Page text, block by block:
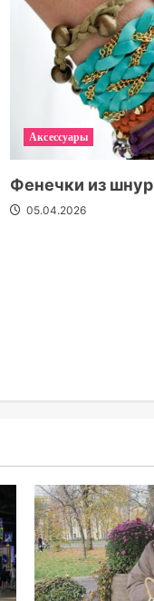
Аксессуары
Фенечки из
05.04.2026